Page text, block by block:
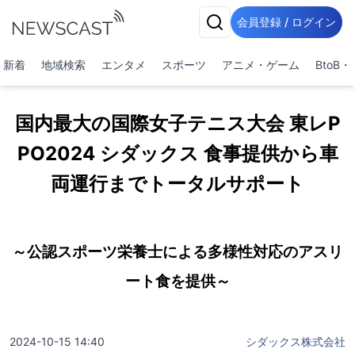
会員登録 / ログイン
新着 地域検索 エンタメ スポーツ アニメ・ゲーム BtoB・
国内最大の国際女子テニス大会 東レP
PO2024 シダックス 食事提供から車
両運行までトータルサポート
～公認スポーツ栄養士による多様性対応のアスリ
ート食を提供～
2024-10-15 14:40 シダックス株式会社